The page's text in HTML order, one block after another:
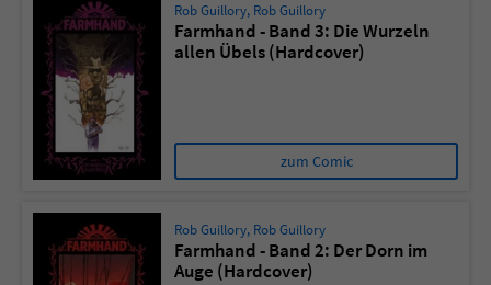
Rob Guillory, Rob Guillory
Farmhand - Band 3: Die Wurzeln
allen Übels (Hardcover)
zum Comic
Rob Guillory, Rob Guillory
Farmhand - Band 2: Der Dorn im
Auge (Hardcover)